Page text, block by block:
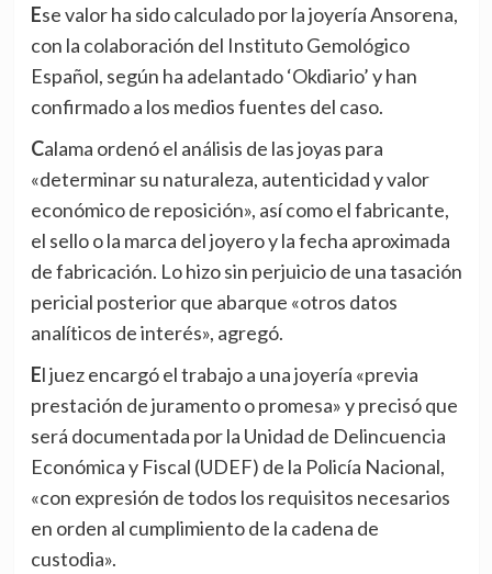
Ese valor ha sido calculado por la joyería Ansorena,
con la colaboración del Instituto Gemológico
Español, según ha adelantado ‘Okdiario’ y han
confirmado a los medios fuentes del caso.
Calama ordenó el análisis de las joyas para
«determinar su naturaleza, autenticidad y valor
económico de reposición», así como el fabricante,
el sello o la marca del joyero y la fecha aproximada
de fabricación. Lo hizo sin perjuicio de una tasación
pericial posterior que abarque «otros datos
analíticos de interés», agregó.
El juez encargó el trabajo a una joyería «previa
prestación de juramento o promesa» y precisó que
será documentada por la Unidad de Delincuencia
Económica y Fiscal (UDEF) de la Policía Nacional,
«con expresión de todos los requisitos necesarios
en orden al cumplimiento de la cadena de
custodia».